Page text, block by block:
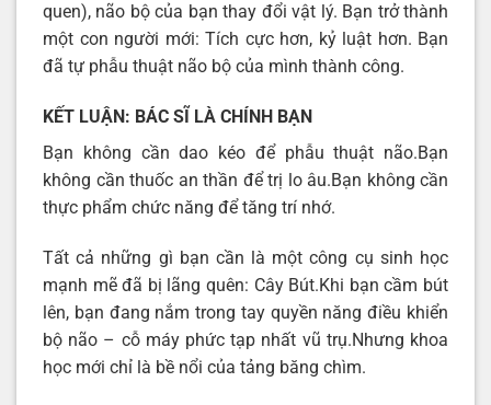
quen), não bộ của bạn thay đổi vật lý. Bạn trở thành
một con người mới: Tích cực hơn, kỷ luật hơn. Bạn
đã tự phẫu thuật não bộ của mình thành công.
KẾT LUẬN: BÁC SĨ LÀ CHÍNH BẠN
Bạn không cần dao kéo để phẫu thuật não.Bạn
không cần thuốc an thần để trị lo âu.Bạn không cần
thực phẩm chức năng để tăng trí nhớ.
Tất cả những gì bạn cần là một công cụ sinh học
mạnh mẽ đã bị lãng quên: Cây Bút.Khi bạn cầm bút
lên, bạn đang nắm trong tay quyền năng điều khiển
bộ não – cỗ máy phức tạp nhất vũ trụ.Nhưng khoa
học mới chỉ là bề nổi của tảng băng chìm.